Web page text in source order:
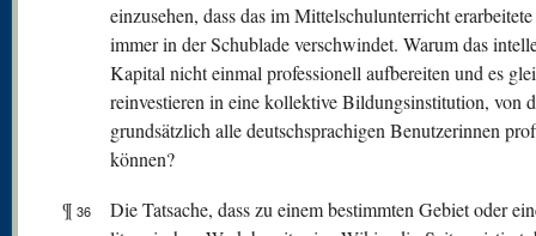
einzusehen, dass das im Mittelschulunterricht
immer in der Schublade verschwindet. Warum das
Kapital nicht einmal professionell aufbereiten und es
reinvestieren in eine kollektive Bildungsinstitution, von
grundsätzlich alle deutschsprachigen Benutzerinnen
können?
¶ 36
Die Tatsache, dass zu einem bestimmten Gebiet oder